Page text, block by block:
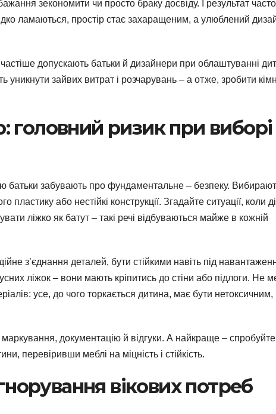
зекономити чи просто браку досвіду. І результат часто
ламаються, простір стає захаращеним, а улюблений
допускають батьки й дизайнери при облаштуванні
уникнути зайвих витрат і розчарувань – а отже, зробити
головний ризик при виборі
батьки забувають про фундаментальне – безпеку.
пластику або нестійкі конструкції. Згадайте ситуації, коли
ліжко як батут – такі речі відбуваються майже в кожній
з’єднання деталей, бути стійкими навіть під
ліжок – вони мають кріпитись до стіни або підлоги. Не
усе, до чого торкається дитина, має бути нетоксичним,
документацію й відгуки. А найкраще – спробуйте
перевіривши меблі на міцність і стійкість.
вікових потреб